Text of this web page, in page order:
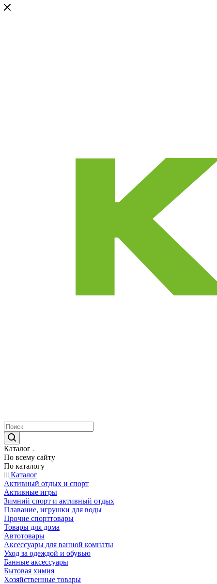
Каталог
По всему сайту
По каталогу
Каталог
Активный отдых и спорт
Активные игры
Зимний спорт и активный отдых
Плавание, игрушки для воды
Прочие спорттовары
Товары для дома
Автотовары
Аксессуары для ванной комнаты
Уход за одеждой и обувью
Банные аксессуары
Бытовая химия
Хозяйственные товары